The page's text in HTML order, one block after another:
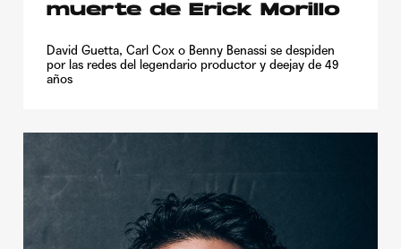
muerte de Erick Morillo
David Guetta, Carl Cox o Benny Benassi se despiden
por las redes del legendario productor y deejay de 49
años